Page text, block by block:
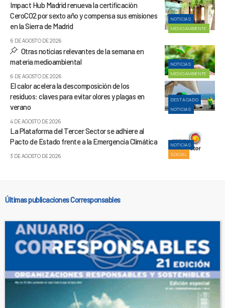
NOTICIAS
MEDIOAMBIENTE
Impact Hub Madrid renueva la certificación
CeroCO2 por sexto año y compensa sus emisiones
en la Sierra de Madrid
6 DE AGOSTO DE 2026
NOTICIAS
MEDIOAMBIENTE
Otras noticias relevantes de la semana en
materia medioambiental
6 DE AGOSTO DE 2026
DESTACADO
NOTICIAS
El calor acelera la descomposición de los
residuos: claves para evitar olores y plagas en
verano
4 DE AGOSTO DE 2026
NOTICIAS
SOCIAL
La Plataforma del Tercer Sector se adhiere al
Pacto de Estado frente a la Emergencia Climática
3 DE AGOSTO DE 2026
Últimas publicaciones Corresponsables